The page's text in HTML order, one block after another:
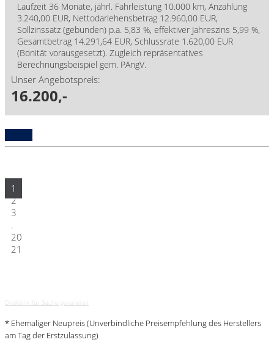
Laufzeit 36 Monate, jährl. Fahrleistung 10.000 km, Anzahlung
3.240,00 EUR, Nettodarlehensbetrag 12.960,00 EUR,
Sollzinssatz (gebunden) p.a. 5,83 %, effektiver Jahreszins 5,99 %,
Gesamtbetrag 14.291,64 EUR, Schlussrate 1.620,00 EUR
(Bonität vorausgesetzt). Zugleich repräsentatives
Berechnungsbeispiel gem. PAngV.
Unser Angebotspreis:
16.200,-
1
2
3
.
20
21
Direktlink für Suche generieren
* Ehemaliger Neupreis (Unverbindliche Preisempfehlung des Herstellers
am Tag der Erstzulassung)